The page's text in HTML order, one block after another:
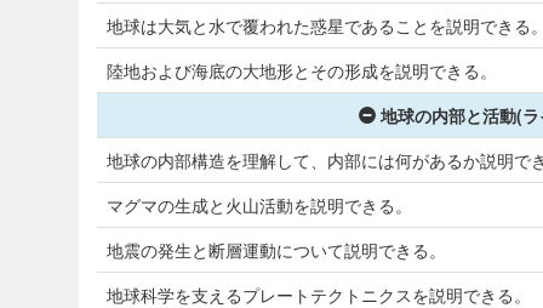
地球は大気と水で覆われた惑星であることを説明できる
陸地および海底の大地形とその形成を説明できる。
地球の内部と活動(
地球の内部構造を理解して、内部には何があるか説明で
マグマの生成と火山活動を説明できる。
地震の発生と断層運動について説明できる。
地球科学を支えるプレートテクトニクスを説明できる。